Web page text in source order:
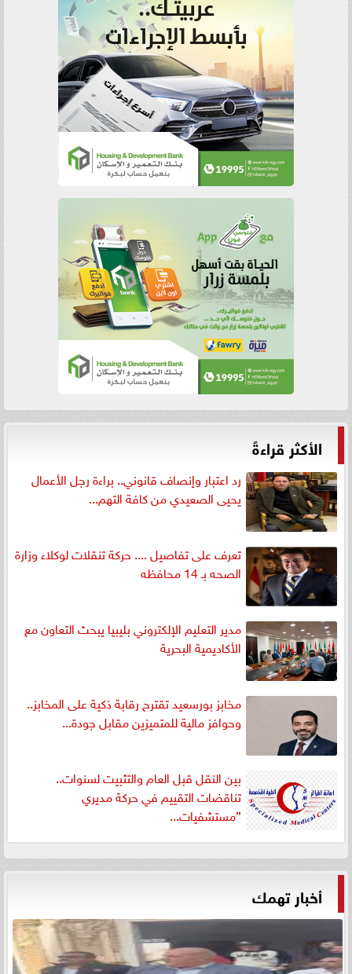
الأكثر قراءةً
رد اعتبار وإنصاف قانوني.. براءة رجل الأعمال
يحيى الصعيدي من كافة التهم...
تعرف على تفاصيل .... حركة تنقلات لوكلاء وزارة
الصحه بـ 14 محافظه
مدير التعليم الإلكتروني بليبيا يبحث التعاون مع
الأكاديمية البحرية
مخابز بورسعيد تقترح رقابة ذكية على المخابز..
وحوافز مالية للمتميزين مقابل جودة...
بين النقل قبل العام والتثبيت لسنوات..
تناقضات التقييم في حركة مديري
”مستشفيات...
أخبار تهمك